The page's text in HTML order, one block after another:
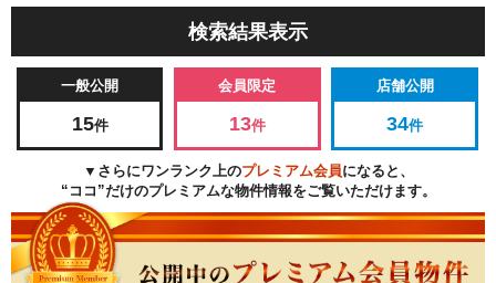
検索結果表示
一般公開
15件
会員限定
13件
店舗公開
34件
▼さらにワンランク上のプレミアム会員になると、
“ココ”だけのプレミアムな物件情報をご覧いただけます。